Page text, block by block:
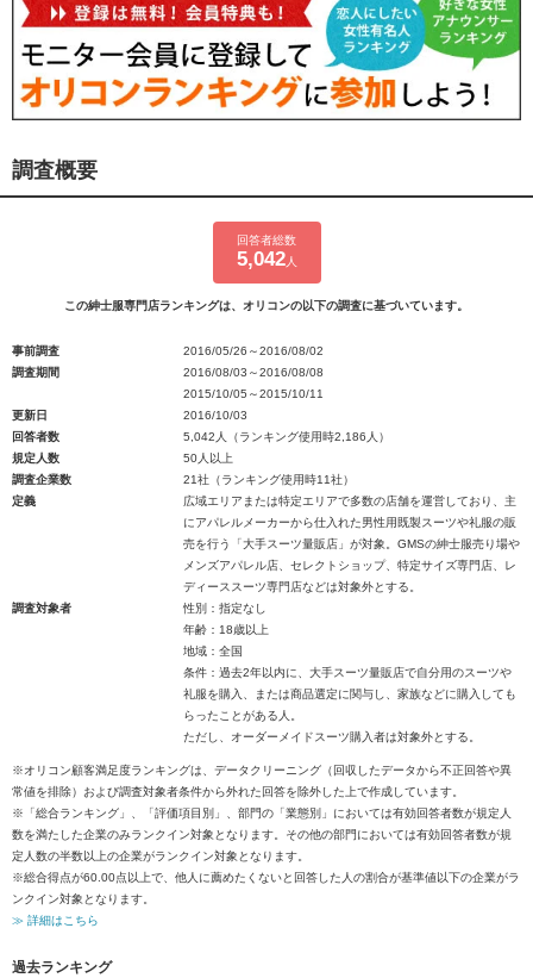
調査概要
回答者総数
5,042人
この紳士服専門店ランキングは、オリコンの以下の調査に基づいています。
事前調査
2016/05/26～2016/08/02
調査期間
2016/08/03～2016/08/08
2015/10/05～2015/10/11
更新日
2016/10/03
回答者数
5,042人（ランキング使用時2,186人）
規定人数
50人以上
調査企業数
21社（ランキング使用時11社）
定義
広域エリアまたは特定エリアで多数の店舗を運営しており、主
にアパレルメーカーから仕入れた男性用既製スーツや礼服の販
売を行う「大手スーツ量販店」が対象。GMSの紳士服売り場や
メンズアパレル店、セレクトショップ、特定サイズ専門店、レ
ディーススーツ専門店などは対象外とする。
調査対象者
性別：指定なし
年齢：18歳以上
地域：全国
条件：過去2年以内に、大手スーツ量販店で自分用のスーツや
礼服を購入、または商品選定に関与し、家族などに購入しても
らったことがある人。
ただし、オーダーメイドスーツ購入者は対象外とする。
※オリコン顧客満足度ランキングは、データクリーニング（回収したデータから不正回答や異
常値を排除）および調査対象者条件から外れた回答を除外した上で作成しています。
※「総合ランキング」、「評価項目別」、部門の「業態別」においては有効回答者数が規定人
数を満たした企業のみランクイン対象となります。その他の部門においては有効回答者数が規
定人数の半数以上の企業がランクイン対象となります。
※総合得点が60.00点以上で、他人に薦めたくないと回答した人の割合が基準値以下の企業がラ
ンクイン対象となります。
≫ 詳細はこちら
過去ランキング